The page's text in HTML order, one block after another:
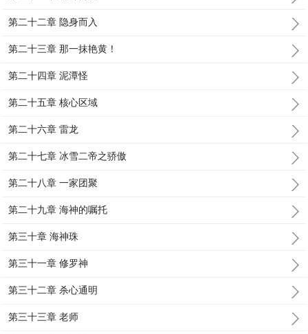
第二十二章 隐身而入
第二十三章 那一抹艳黄！
第二十四章 泥潭怪
第二十五章 核心区域
第二十六章 雷龙
第二十七章 冰雪二帝之骄傲
第二十八章 一家团聚
第二十九章 海神的嘱托
第三十章 海神珠
第三十一章 修罗神
第三十二章 杀心通明
第三十三章 老师